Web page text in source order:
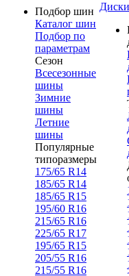
Подбор шин
Каталог шин
Подбор по
параметрам
Сезон
Всесезонные
шины
Зимние
шины
Летние
шины
Популярные
типоразмеры
175/65 R14
185/65 R14
185/65 R15
195/60 R16
215/65 R16
225/65 R17
195/65 R15
205/55 R16
215/55 R16
Диски